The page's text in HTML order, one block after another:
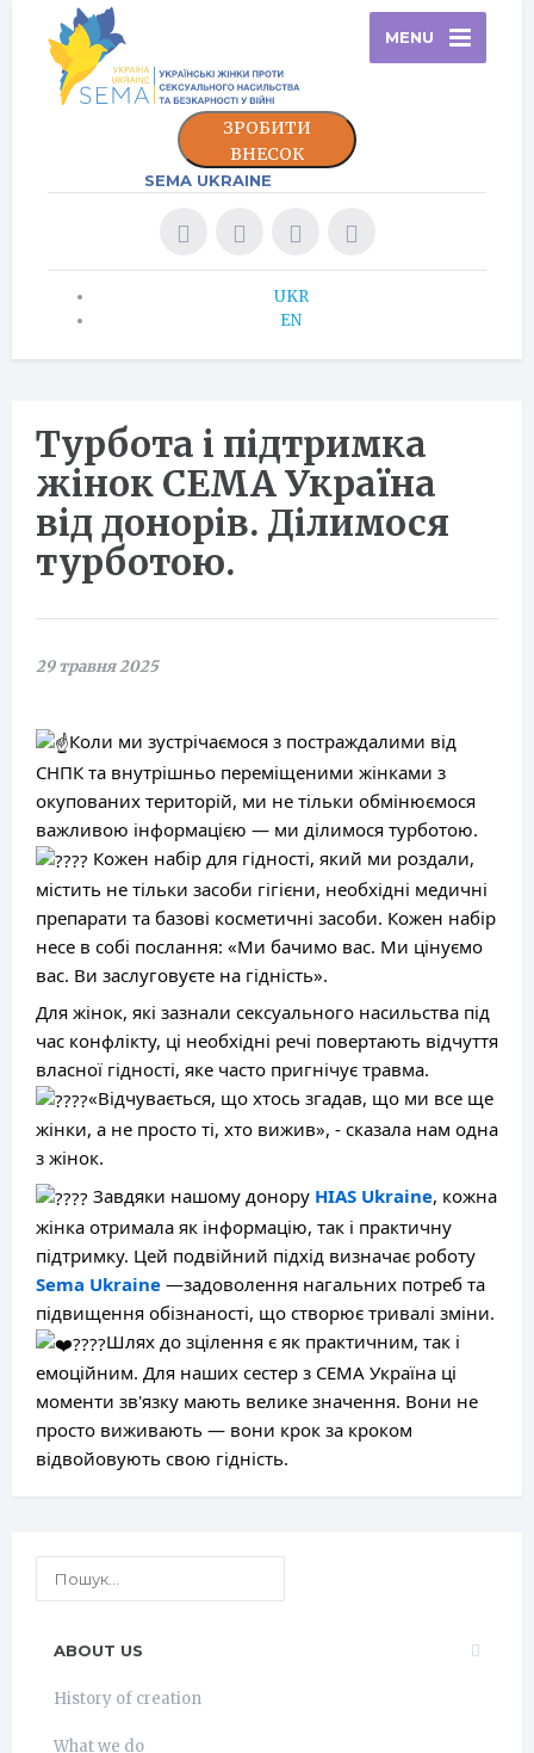
MENU
ЗРОБИТИ
ВНЕСОК
SEMA UKRAINE
UKR
EN
Турбота і підтримка
жінок СЕМА Україна
від донорів. Ділимося
турботою.
29 травня 2025
Коли ми зустрічаємося з постраждалими від
СНПК та внутрішньо переміщеними жінками з
окупованих територій, ми не тільки обмінюємося
важливою інформацією — ми ділимося турботою.
Кожен набір для гідності, який ми роздали,
містить не тільки засоби гігієни, необхідні медичні
препарати та базові косметичні засоби. Кожен набір
несе в собі послання: «Ми бачимо вас. Ми цінуємо
вас. Ви заслуговуєте на гідність».
Для жінок, які зазнали сексуального насильства під
час конфлікту, ці необхідні речі повертають відчуття
власної гідності, яке часто пригнічує травма.
«Відчувається, що хтось згадав, що ми все ще
жінки, а не просто ті, хто вижив», - сказала нам одна
з жінок.
Завдяки нашому донору HIAS Ukraine, кожна
жінка отримала як інформацію, так і практичну
підтримку. Цей подвійний підхід визначає роботу
Sema Ukraine —задоволення нагальних потреб та
підвищення обізнаності, що створює тривалі зміни.
Шлях до зцілення є як практичним, так і
емоційним. Для наших сестер з СЕМА Україна ці
моменти зв'язку мають велике значення. Вони не
просто виживають — вони крок за кроком
відвойовують свою гідність.
ABOUT US
History of creation
What we do